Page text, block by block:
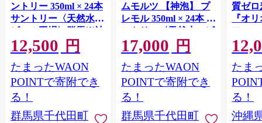
ントリー 350ml × 24本
サントリー〈天然水の
ビール工場〉群馬※沖
縄・離島地域へのお届
け不可
12,500 円
たまったWAON
POINTで寄附でき
る！
群馬県千代田町
ムモルツ 【神泡】 プ
レモル 350ml × 24本 サ
ントリー〈天然水のビ
ール工場〉群馬※沖
縄・離島地域へのお届
け不可
17,000 円
たまったWAON
POINTで寄附でき
る！
群馬県千代田町
質ゼロ
『オ
フ』
泡酒
1ケー
ロ ゼ
麦芽3
化し
すめ
重瀬
たま
る！
沖縄